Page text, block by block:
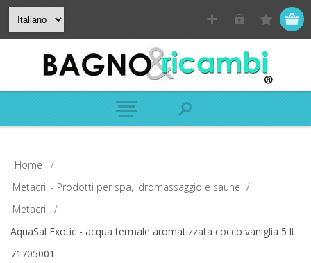
Home
/
Metacril - Prodotti per spa, idromassaggio e saune /
Metacril /
AquaSal Exotic - acqua termale aromatizzata cocco vaniglia 5 lt
71705001